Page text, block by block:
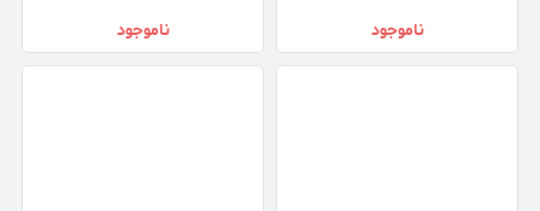
ناموجود ناموجود